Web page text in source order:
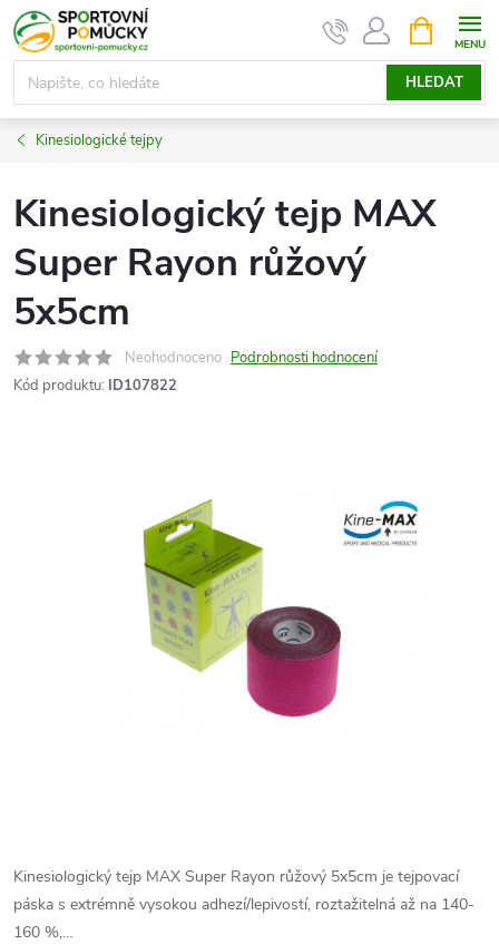
Přejít
na
obsah
HLEDAT
NÁKUPNÍ
KOŠÍK
Kinesiologické tejpy
Kinesiologický tejp MAX
Super Rayon růžový
5x5cm
Neohodnoceno Podrobnosti hodnocení
Kód produktu: ID107822
Kinesiologický tejp MAX Super Rayon růžový 5x5cm je tejpovací
páska s extrémně vysokou adhezí/lepivostí, roztažitelná až na 140-
160 %,…